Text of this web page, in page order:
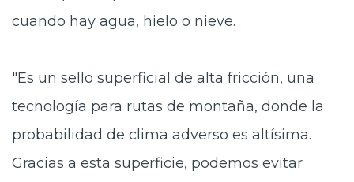
cuando hay agua, hielo o nieve.
"Es un sello superficial de alta fricción, una
tecnología para rutas de montaña, donde la
probabilidad de clima adverso es altísima.
Gracias a esta superficie, podemos evitar